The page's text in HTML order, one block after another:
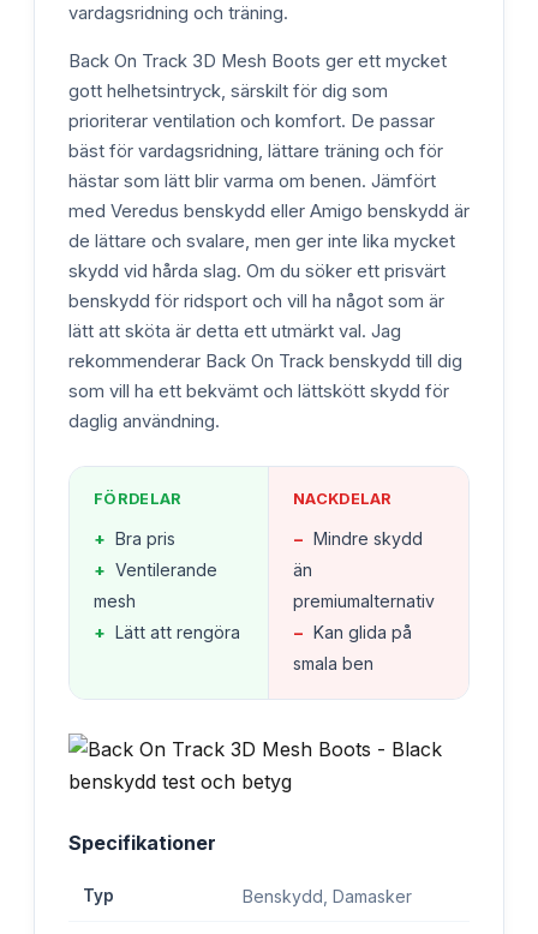
vardagsridning och träning.
Back On Track 3D Mesh Boots ger ett mycket
gott helhetsintryck, särskilt för dig som
prioriterar ventilation och komfort. De passar
bäst för vardagsridning, lättare träning och för
hästar som lätt blir varma om benen. Jämfört
med Veredus benskydd eller Amigo benskydd är
de lättare och svalare, men ger inte lika mycket
skydd vid hårda slag. Om du söker ett prisvärt
benskydd för ridsport och vill ha något som är
lätt att sköta är detta ett utmärkt val. Jag
rekommenderar Back On Track benskydd till dig
som vill ha ett bekvämt och lättskött skydd för
daglig användning.
FÖRDELAR
+ Bra pris
+ Ventilerande
mesh
+ Lätt att rengöra
NACKDELAR
− Mindre skydd
än
premiumalternativ
− Kan glida på
smala ben
Specifikationer
Typ Benskydd, Damasker